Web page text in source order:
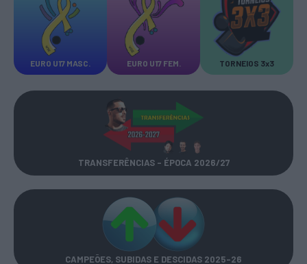
EURO U17 MASC. EURO U17 FEM. TORNEIOS 3x3
TRANSFERÊNCIAS - ÉPOCA 2026/27
CAMPEÕES, SUBIDAS E DESCIDAS 2025-26